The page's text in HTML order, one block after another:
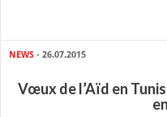
NEWS - 26.07.2015
Vœux de l’Aïd en